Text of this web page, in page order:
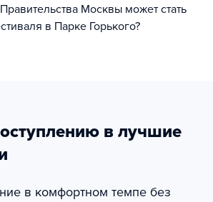
Москвы может стать
в Парке Горького?
в лучшие
в комфортном темпе без